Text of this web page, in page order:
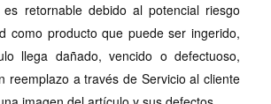
retornable debido al potencial riesgo
como producto que puede ser ingerido,
llega dañado, vencido o defectuoso,
reemplazo a través de Servicio al cliente